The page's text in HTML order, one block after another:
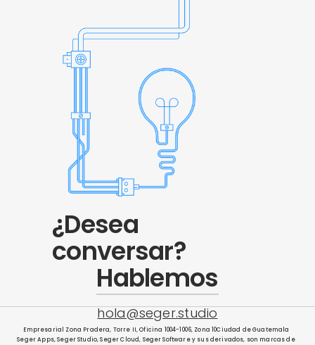
¿Desea
conversar?
Hablemos
hola@seger.studio
Empresarial Zona Pradera, Torre II, Oficina 1004-1006, Zona 10Ciudad de Guatemala
Seger Apps, Seger Studio, Seger Cloud, Seger Software y sus derivados, son marcas de